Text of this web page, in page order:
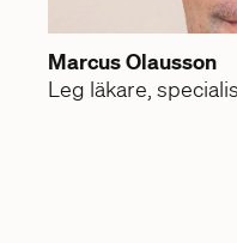
Marcus Olausson
Leg läkare,